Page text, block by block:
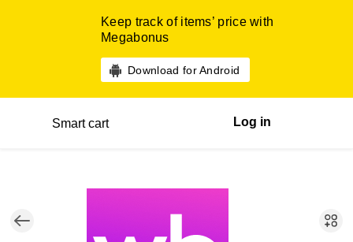
Keep track of items’ price with
Megabonus
Download for Android
Smart cart Log in